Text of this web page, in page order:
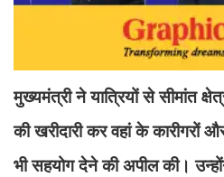
मुख्यमंत्री ने यात्रियों से सीमांत
की खरीदारी कर वहां के कारीगरों
भी सहयोग देने की अपील की।